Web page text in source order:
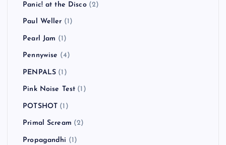
Panic! at the Disco(2)
Paul Weller (1)
Pearl Jam (1)
Pennywise (4)
PENPALS (1)
Pink Noise Test (1)
POTSHOT (1)
Primal Scream (2)
Propagandhi (1)